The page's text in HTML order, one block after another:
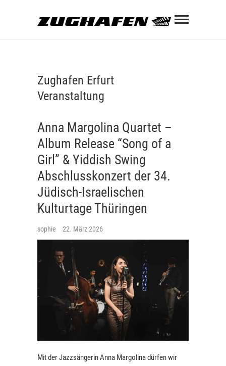
Zughafen Erfurt
Veranstaltung
Anna Margolina Quartet –
Album Release “Song of a
Girl” & Yiddish Swing
Abschlusskonzert der 34.
Jüdisch-Israelischen
Kulturtage Thüringen
sophie 22. März 2026
Mit der Jazzsängerin Anna Margolina dürfen wir